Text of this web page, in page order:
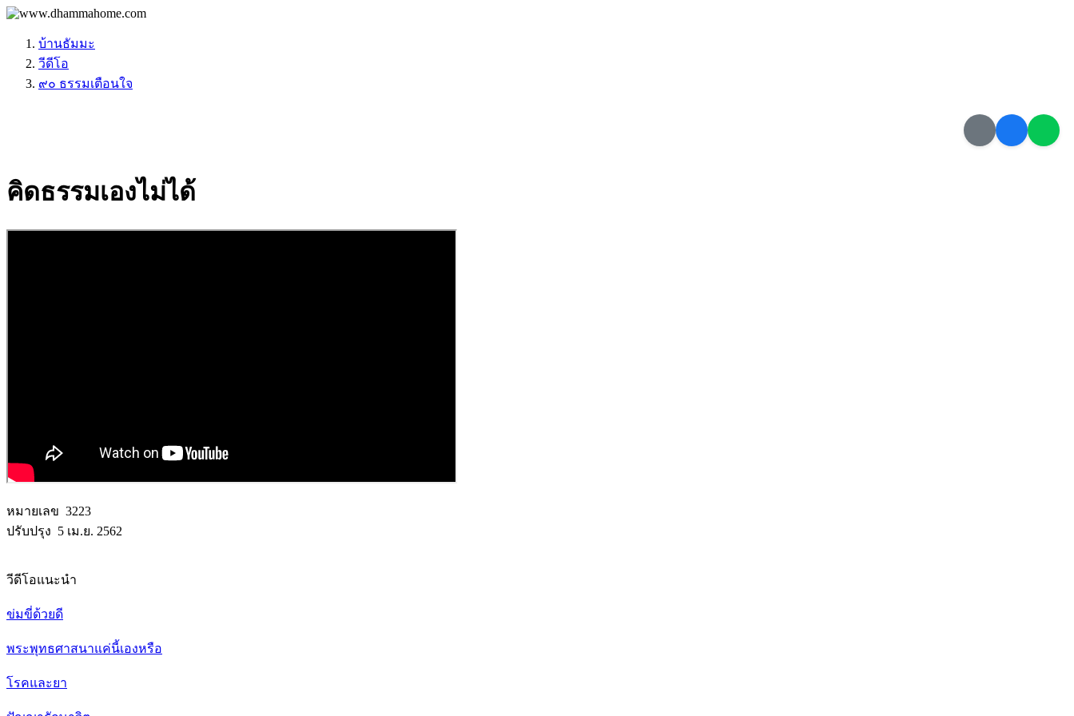
บ้านธัมมะ
วีดีโอ
๙๐ ธรรมเตือนใจ
คิดธรรมเองไม่ได้
หมายเลข 3223
ปรับปรุง 5 เม.ย. 2562
วีดีโอแนะนำ
ข่มขี่ด้วยดี
พระพุทธศาสนาแค่นี้เองหรือ
โรคและยา